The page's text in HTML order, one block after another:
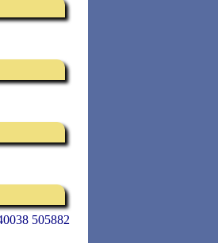
505882